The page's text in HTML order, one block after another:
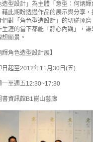
造型設計」為主體「意型：何炳輝
藉此期盼透過作品的展示與分享，
們對「角色型造設計」的切磋琢磨
生涯的當下都能「靜心內觀」，謙
願景。
輝角色造型設計展】
日起至2012年11月30日(五)
一至週五12:30~17:30
書資訊館B1崑山藝廊